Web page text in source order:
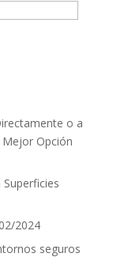
o a
Mejor Opción
2024
seguros